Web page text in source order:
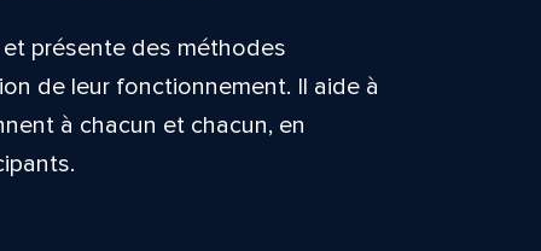
présente des méthodes
de leur fonctionnement. Il aide à
à chacun et chacun, en